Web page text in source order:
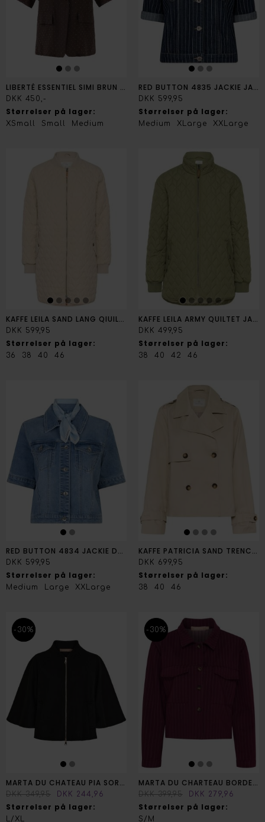
Størrelser på lager:
XSmall Small Medium
LIBERTÈ ESSENTIEL SIMI BRUN JAKKE
DKK 450,-
Størrelser på lager:
Medium XLarge XXLarge
RED BUTTON 4835 JACKIE JAKKE
DKK 599,95
Størrelser på lager:
36 38 40 46
KAFFE LEILA SAND LANG QIUILTET JAKKE
DKK 599,95
Størrelser på lager:
38 40 42 46
KAFFE LEILA ARMY QUILTET JAKKE
DKK 499,95
Størrelser på lager:
Medium Large XXLarge
RED BUTTON 4834 JACKIE DENIM JAKKE
DKK 599,95
Størrelser på lager:
38 40 46
KAFFE PATRICIA SAND TRENCHCOAT
DKK 699,95
-30%
Størrelser på lager:
L/XL
MARTA DU CHATEAU PIA SORT JAKKE
DKK 349,95 DKK 244,96
-30%
Størrelser på lager:
S/M
MARTA DU CHARTEAU BORDEAUX JAKKE
DKK 399,95 DKK 279,96